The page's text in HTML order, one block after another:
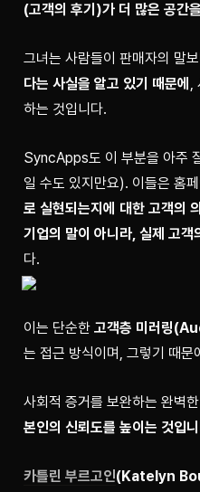
(고객의 후기)가 더 많은 공간
그녀는 사람들이 판매자의 말
다는 사실을 알고 있기 때문에 ,
하는 것입니다.
SyncApps도 이 부분을 아주
일 수도 있지만요). 이들은 홈
로 실현되는지에 대한 고객의
기업의 말이 아니라, 실제 고객
다.
이는 단순한 고객층 미러링
는 접근 방식이며, 그렇기 때문
사회적 증거를 보완하는 완벽
본인의 신뢰도를 높이는 것입
카틀린 부르고인(Katelyn